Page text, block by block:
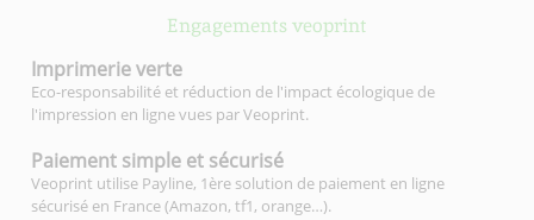
Engagements veoprint
Imprimerieverte
Eco-responsabilité et réduction de l'impact écologique de
l'impression en ligne vues par Veoprint.
Paiement simple et sécurisé
Veoprint utilise Payline, 1ère solution de paiement en ligne
sécurisé en France (Amazon, tf1, orange…).